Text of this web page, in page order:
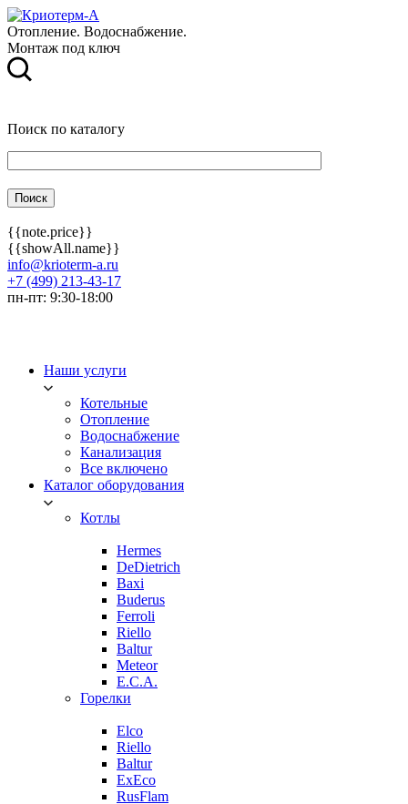
Отопление. Водоснабжение.
Монтаж под ключ
Поиск по каталогу
{{note.price}}
{{showAll.name}}
info@krioterm-a.ru
+7 (499) 213-43-17
пн-пт: 9:30-18:00
Наши услуги
Котельные
Отопление
Водоснабжение
Канализация
Все включено
Каталог оборудования
Котлы
Hermes
DeDietrich
Baxi
Buderus
Ferroli
Riello
Baltur
Meteor
E.C.A.
Горелки
Elco
Riello
Baltur
ExEco
RusFlam